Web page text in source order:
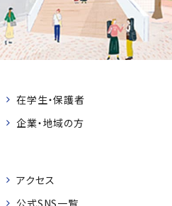
在学生・保護者
企業・地域の方
アクセス
公式SNS一覧